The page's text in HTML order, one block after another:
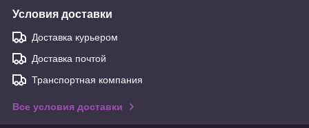
Условия доставки
Доставка курьером
Доставка почтой
Транспортная компания
Все условия доставки